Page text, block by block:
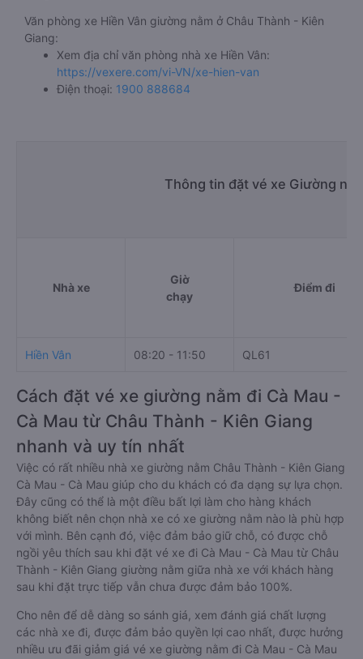
Văn phòng xe Hiền Vân giường nằm ở Châu Thành - Kiên
Giang:
Xem địa chỉ văn phòng nhà xe Hiền Vân:
https://vexere.com/vi-VN/xe-hien-van
Điện thoại: 1900 888684
Thông tin đặt vé xe Giường
Nhà xe
Giờ
chạy
Điểm đi
Hiền Vân 08:20 - 11:50 QL61
Cách đặt vé xe giường nằm đi Cà Mau -
Cà Mau từ Châu Thành - Kiên Giang
nhanh và uy tín nhất
Việc có rất nhiều nhà xe giường nằm Châu Thành - Kiên Giang
Cà Mau - Cà Mau giúp cho du khách có đa dạng sự lựa chọn.
Đây cũng có thể là một điều bất lợi làm cho hàng khách
không biết nên chọn nhà xe có xe giường nằm nào là phù hợp
với mình. Bên cạnh đó, việc đảm bảo giữ chỗ, có được chỗ
ngồi yêu thích sau khi đặt vé xe đi Cà Mau - Cà Mau từ Châu
Thành - Kiên Giang giường nằm giữa nhà xe với khách hàng
sau khi đặt trực tiếp vẫn chưa được đảm bảo 100%.
Cho nên để dễ dàng so sánh giá, xem đánh giá chất lượng
các nhà xe đi, được đảm bảo quyền lợi cao nhất, được hưởng
nhiều ưu đãi giảm giá vé xe giường nằm đi Cà Mau - Cà Mau